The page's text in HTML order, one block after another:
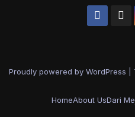
Proudly powered by WordPress
HomeAbout UsDari